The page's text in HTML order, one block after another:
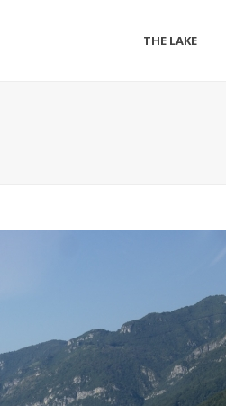
THE LAKE